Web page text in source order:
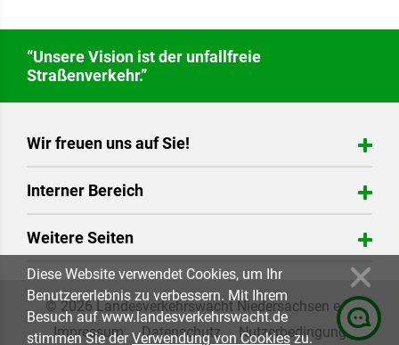
“Unsere Vision ist der unfallfreie
Straßenverkehr.”
Wir freuen uns auf Sie!
Ringstr. 18
21745 Hemmoor
Telefon: 04771 4761
Interner Bereich
Weitere Seiten
EUVA / Euregio Verkehrsakademie
Verkehrswachtstiftung
© 2026 Landesverkehrswacht Niedersachsen e.V.
Impressum
Datenschutz Nutzerbedingung
Diese Website verwendet Cookies, um Ihr
Benutzererlebnis zu verbessern. Mit Ihrem
Besuch auf www.landesverkehrswacht.de
stimmen Sie derVerwendung von Cookieszu.